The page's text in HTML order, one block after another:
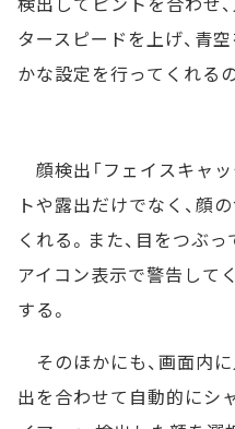
タースピードを上げ、青
かな設定を行ってくれる
顔検出「フェイスキャッ
トや露出だけでなく、顔
くれる。また、目をつぶ
アイコン表示で警告して
する。
そのほかにも、画面内
出を合わせて自動的にシ